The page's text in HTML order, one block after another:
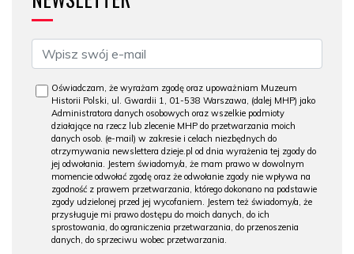
Oświadczam, że wyrażam zgodę oraz upoważniam Muzeum
Historii Polski, ul. Gwardii 1, 01-538 Warszawa, (dalej MHP) jako
Administratora danych osobowych oraz wszelkie podmioty
działające na rzecz lub zlecenie MHP do przetwarzania moich
danych osob. (e-mail) w zakresie i celach niezbędnych do
otrzymywania newslettera dzieje.pl od dnia wyrażenia tej zgody do
jej odwołania. Jestem świadomy/a, że mam prawo w dowolnym
momencie odwołać zgodę oraz że odwołanie zgody nie wpływa na
zgodność z prawem przetwarzania, którego dokonano na podstawie
zgody udzielonej przed jej wycofaniem. Jestem też świadomy/a, że
przysługuje mi prawo dostępu do moich danych, do ich
sprostowania, do ograniczenia przetwarzania, do przenoszenia
danych, do sprzeciwu wobec przetwarzania.